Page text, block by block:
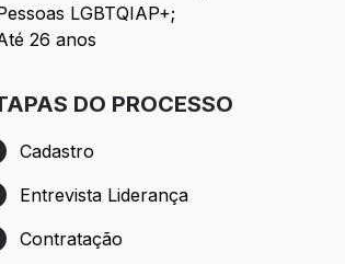
LGBTQIAP+;
26 anos
DO PROCESSO
1: Cadastro
Cadastro
2: Entrevista Liderança
Entrevista Liderança
3: Contratação
Contratação